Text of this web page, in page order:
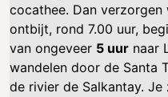
cocathee. Dan
ontbijt, rond 7.00 uur,
van ongeveer 5 uur naar
wandelen door de Santa
de rivier de Salkantay. Je